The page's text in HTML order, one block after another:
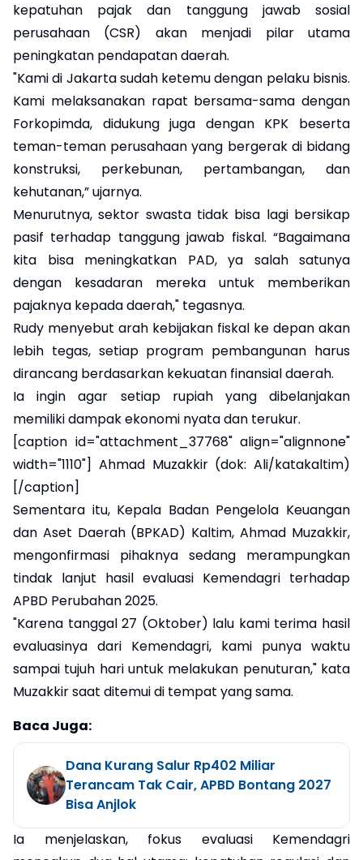
kepatuhan pajak dan tanggung jawab sosial
perusahaan (CSR) akan menjadi pilar utama
peningkatan pendapatan daerah.
"Kami di Jakarta sudah ketemu dengan pelaku bisnis.
Kami melaksanakan rapat bersama-sama dengan
Forkopimda, didukung juga dengan KPK beserta
teman-teman perusahaan yang bergerak di bidang
konstruksi, perkebunan, pertambangan, dan
kehutanan,” ujarnya.
Menurutnya, sektor swasta tidak bisa lagi bersikap
pasif terhadap tanggung jawab fiskal. “Bagaimana
kita bisa meningkatkan PAD, ya salah satunya
dengan kesadaran mereka untuk memberikan
pajaknya kepada daerah," tegasnya.
Rudy menyebut arah kebijakan fiskal ke depan akan
lebih tegas, setiap program pembangunan harus
dirancang berdasarkan kekuatan finansial daerah.
Ia ingin agar setiap rupiah yang dibelanjakan
memiliki dampak ekonomi nyata dan terukur.
[caption id="attachment_37768" align="alignnone"
width="1110"] Ahmad Muzakkir (dok: Ali/katakaltim)
[/caption]
Sementara itu, Kepala Badan Pengelola Keuangan
dan Aset Daerah (BPKAD) Kaltim, Ahmad Muzakkir,
mengonfirmasi pihaknya sedang merampungkan
tindak lanjut hasil evaluasi Kemendagri terhadap
APBD Perubahan 2025.
"Karena tanggal 27 (Oktober) lalu kami terima hasil
evaluasinya dari Kemendagri, kami punya waktu
sampai tujuh hari untuk melakukan penuturan," kata
Muzakkir saat ditemui di tempat yang sama.
Baca Juga:
Dana Kurang Salur Rp402 Miliar
Terancam Tak Cair, APBD Bontang 2027
Bisa Anjlok
Ia menjelaskan, fokus evaluasi Kemendagri